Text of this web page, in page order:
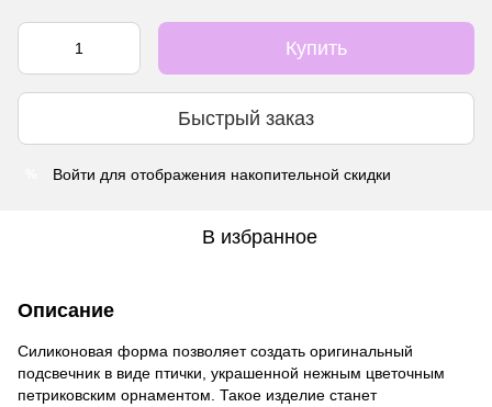
Купить
Быстрый заказ
Войти для отображения накопительной скидки
В избранное
Описание
Силиконовая форма позволяет создать оригинальный
подсвечник в виде птички, украшенной нежным цветочным
петриковским орнаментом. Такое изделие станет